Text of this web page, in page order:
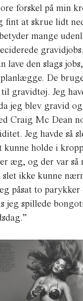
forskel på min
fint at skrue lidt
mange
lave den slags
De
gravidtøj. Jeg
jeg blev gravid
Craig Mc Dean
Jeg havde så
holde i
æg, og der var så
ikke kunne
påsat to
jeg spillede